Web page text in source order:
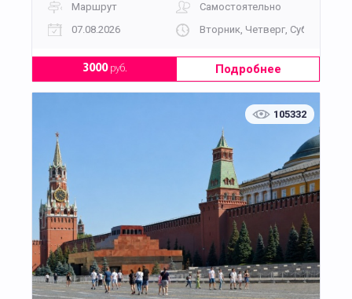
Маршрут
Самостоятельно
07.08.2026
Вторник, Четверг, Суббота,
3000руб. Подробнее
105332